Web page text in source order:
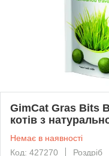
GimCat Gras Bits
котів з
Немає в наявності
Код: 427270
Роздріб